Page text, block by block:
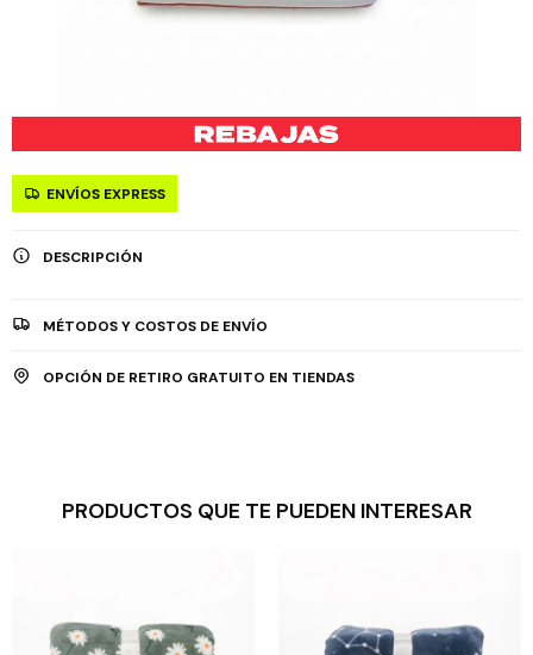
ENVÍOS EXPRESS
DESCRIPCIÓN
MÉTODOS Y COSTOS DE ENVÍO
OPCIÓN DE RETIRO GRATUITO EN TIENDAS
PRODUCTOS QUE TE PUEDEN INTERESAR